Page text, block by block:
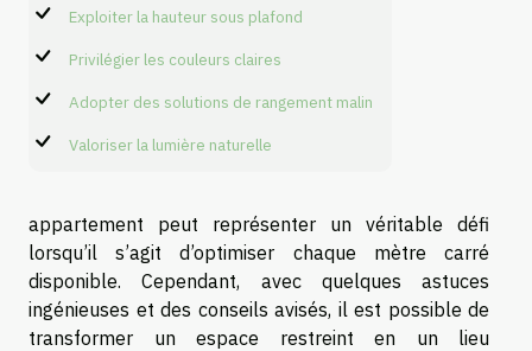
Exploiter la hauteur sous plafond
Privilégier les couleurs claires
Adopter des solutions de rangement malin
Valoriser la lumière naturelle
appartement peut représenter un véritable défi
lorsqu’il s’agit d’optimiser chaque mètre carré
disponible. Cependant, avec quelques astuces
ingénieuses et des conseils avisés, il est possible de
transformer un espace restreint en un lieu